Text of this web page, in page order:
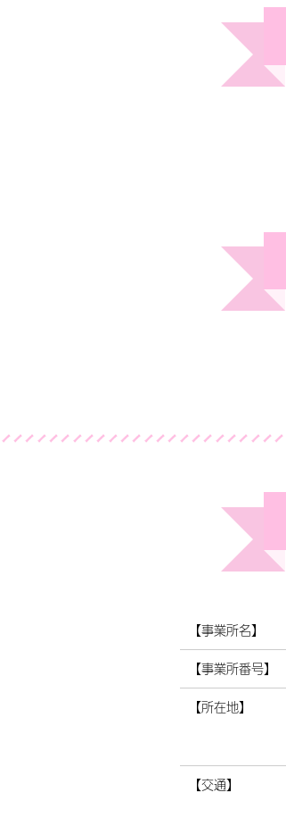
【事業所名】
【事業所番号】
【所在地】
【交通】